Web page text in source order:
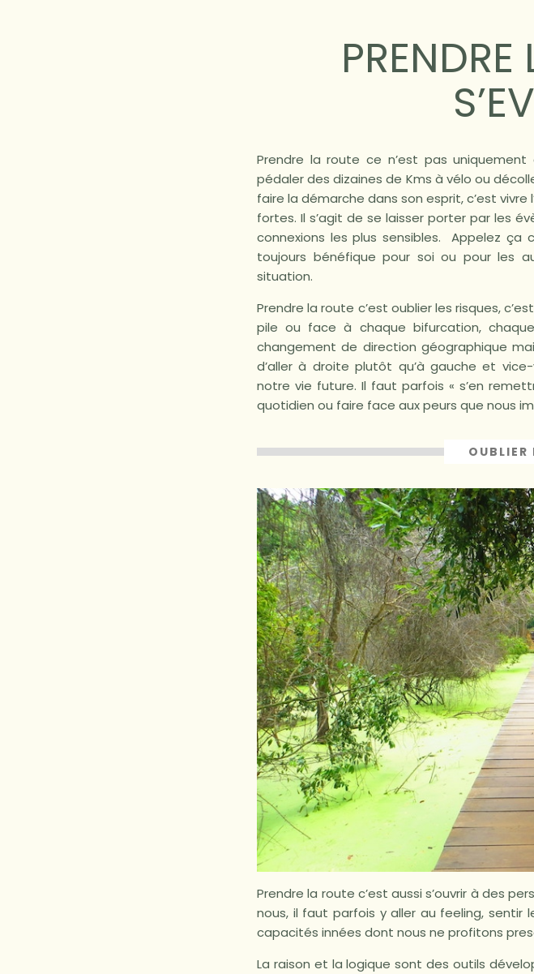
Prendre la route ce n’est pas
pédaler des dizaines de Kms à vélo ou
faire la démarche dans son esprit, c’est
fortes. Il s’agit de se laisser porter par les
connexions les plus sensibles. Appelez
toujours bénéfique pour soi ou pour les
situation.
Prendre la route c’est oublier les risques,
pile ou face à chaque bifurcation,
changement de direction géographique
d’aller à droite plutôt qu’à gauche et
notre vie future. Il faut parfois « s’en
quotidien ou faire face aux peurs que nous
OUBLIER
Prendre la route c’est aussi s’ouvrir à des
nous, il faut parfois y aller au feeling,
capacités innées dont nous ne profitons
La raison et la logique sont des outils